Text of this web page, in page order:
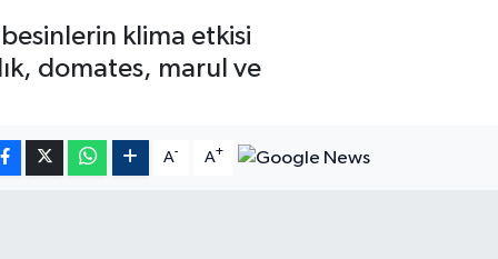
klima etkisi
domates, marul ve
A- A+